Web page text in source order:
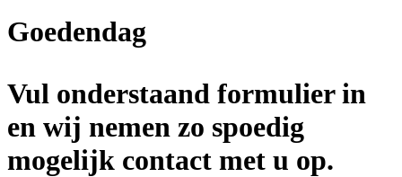
Goedendag
Vul onderstaand formulier in
en wij nemen zo spoedig
mogelijk contact met u op.